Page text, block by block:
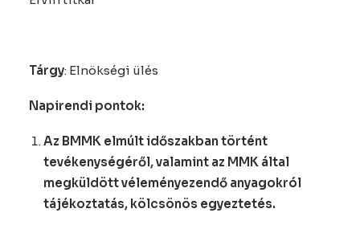
Tárgy: Elnökségi ülés
Napirendi pontok:
Az BMMK elmúlt időszakban történt
tevékenységéről, valamint az MMK által
megküldött véleményezendő anyagokról
tájékoztatás, kölcsönös egyeztetés.